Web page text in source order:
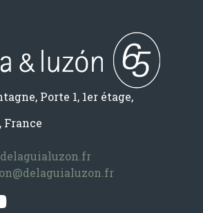
Porte 1, 1er étage,
France